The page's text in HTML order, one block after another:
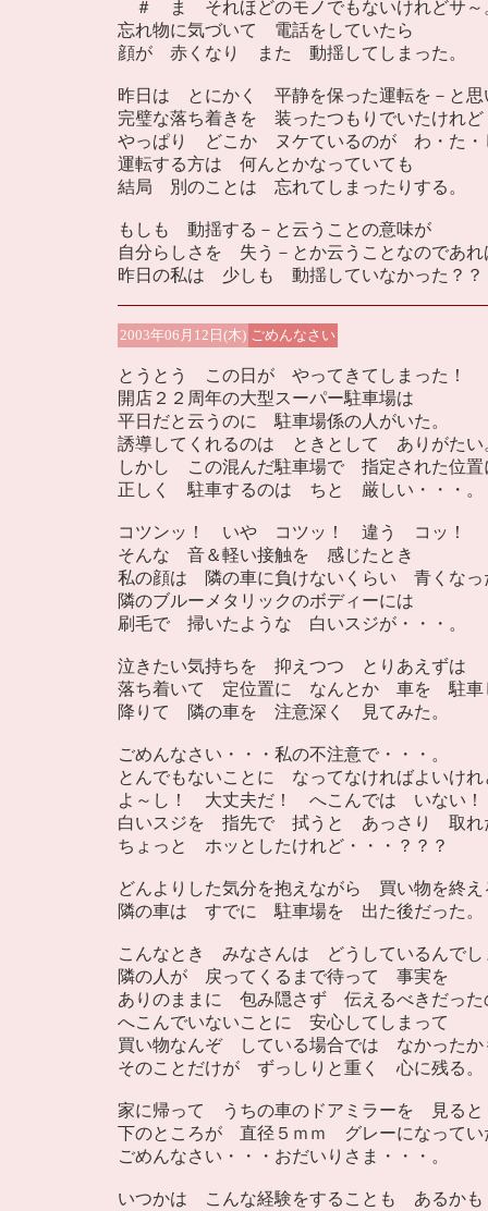
＃ ま それほどのモノでもないけれどサ～
忘れ物に気づいて 電話をしていたら
顔が 赤くなり また 動揺してしまった。
昨日は とにかく 平静を保った運転を－と思
完璧な落ち着きを 装ったつもりでいたけれど
やっぱり どこか ヌケているのが わ・た・
運転する方は 何んとかなっていても
結局 別のことは 忘れてしまったりする。
もしも 動揺する－と云うことの意味が
自分らしさを 失う－とか云うことなのであれ
昨日の私は 少しも 動揺していなかった？？
2003年06月12日(木) ごめんなさい
とうとう この日が やってきてしまった！
開店２２周年の大型スーパー駐車場は
平日だと云うのに 駐車場係の人がいた。
誘導してくれるのは ときとして ありがたい
しかし この混んだ駐車場で 指定された位置
正しく 駐車するのは ちと 厳しい・・・。
コツンッ！ いや コツッ！ 違う コッ！
そんな 音＆軽い接触を 感じたとき
私の顔は 隣の車に負けないくらい 青くなっ
隣のブルーメタリックのボディーには
刷毛で 掃いたような 白いスジが・・・。
泣きたい気持ちを 抑えつつ とりあえずは
落ち着いて 定位置に なんとか 車を 駐車
降りて 隣の車を 注意深く 見てみた。
ごめんなさい・・・私の不注意で・・・。
とんでもないことに なってなければよいけれ
よ～し！ 大丈夫だ！ へこんでは いない！
白いスジを 指先で 拭うと あっさり 取れ
ちょっと ホッとしたけれど・・・？？？
どんよりした気分を抱えながら 買い物を終え
隣の車は すでに 駐車場を 出た後だった。
こんなとき みなさんは どうしているんでし
隣の人が 戻ってくるまで待って 事実を
ありのままに 包み隠さず 伝えるべきだった
へこんでいないことに 安心してしまって
買い物なんぞ している場合では なかったか
そのことだけが ずっしりと重く 心に残る。
家に帰って うちの車のドアミラーを 見ると
下のところが 直径５ｍｍ グレーになってい
ごめんなさい・・・おだいりさま・・・。
いつかは こんな経験をすることも あるかも